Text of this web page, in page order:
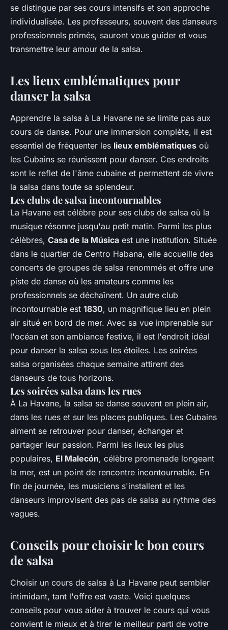
se distingue par ses cours intensifs et son approche
individualisée. Les professeurs, souvent des danseurs
professionnels primés, sauront vous guider et vous
transmettre leur amour de la salsa.
Les lieux emblématiques pour
danser la salsa
Apprendre la salsa à La Havane ne se limite pas aux
cours de danse. Pour une immersion complète, il est
essentiel de fréquenter les lieux emblématiques où
les Cubains se réunissent pour danser. Ces endroits
sont le reflet de l'âme cubaine et permettent de vivre
la salsa dans toute sa splendeur.
Les clubs de salsa incontournables
La Havane est célèbre pour ses clubs de salsa où la
musique résonne jusqu'au petit matin. Parmi les plus
célèbres, Casa de la Música est une institution. Située
dans le quartier de Centro Habana, elle accueille des
concerts de groupes de salsa renommés et offre une
piste de danse où les amateurs comme les
professionnels se déchaînent. Un autre club
incontournable est 1830, un magnifique lieu en plein
air situé en bord de mer. Avec sa vue imprenable sur
l'océan et son ambiance festive, il est l'endroit idéal
pour danser la salsa sous les étoiles. Les soirées
salsa organisées chaque semaine attirent des
danseurs de tous horizons.
Les soirées salsa dans les rues
À La Havane, la salsa se danse souvent en plein air,
dans les rues et sur les places publiques. Les Cubains
aiment se retrouver pour danser, échanger et
partager leur passion. Parmi les lieux les plus
populaires, El Malecón, célèbre promenade longeant
la mer, est un point de rencontre incontournable. En
fin de journée, les musiciens s'installent et les
danseurs improvisent des pas de salsa au rythme des
vagues.
Conseils pour choisir le bon cours
de salsa
Choisir un cours de salsa à La Havane peut sembler
intimidant, tant l'offre est vaste. Voici quelques
conseils pour vous aider à trouver le cours qui vous
convient le mieux et à tirer le meilleur parti de votre